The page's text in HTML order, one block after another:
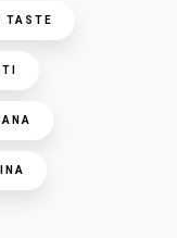
TASTE